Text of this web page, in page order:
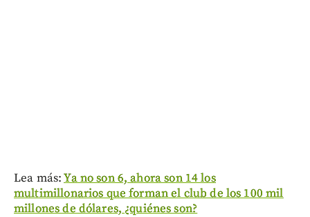
Lea más:Ya no son 6, ahora son 14 los
multimillonarios que forman el club de los 100 mil
millones de dólares, ¿quiénes son?